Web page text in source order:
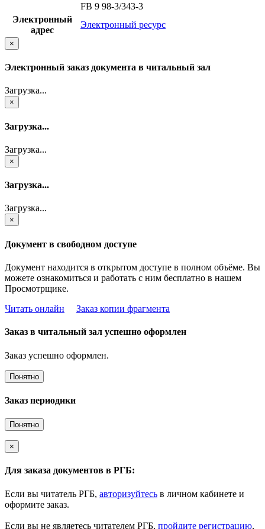
FB 9 98-3/343-3
Электронный
адрес
Электронный ресурс
×
Электронный заказ документа в читальный зал
Загрузка...
×
Загрузка...
Загрузка...
×
Загрузка...
Загрузка...
×
Документ в свободном доступе
Документ находится в открытом доступе в полном объёме. Вы
можете ознакомиться и работать с ним бесплатно в нашем
Просмотрщике.
Читать онлайн
Заказ копии фрагмента
Заказ в читальный зал успешно оформлен
Заказ успешно оформлен.
Понятно
Заказ периодики
Понятно
×
Для заказа документов в РГБ:
Если вы читатель РГБ, авторизуйтесь в личном кабинете и
оформите заказ.
Если вы не являетесь читателем РГБ, пройдите регистрацию,